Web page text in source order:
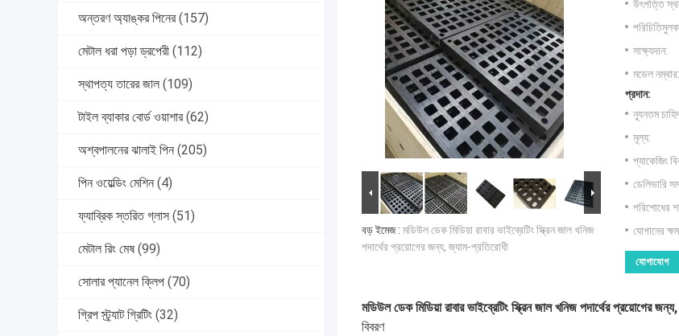
অন্তরণ অ্যাঙ্কর পিনের (157)
মেটাল ধরা পড়া ড্রপেরী (112)
স্থাপত্য তারের জাল (109)
টাইল ব্যাকার বোর্ড ওয়াশার (62)
অশ্বপালনের ঝালাই পিন (205)
পিন ওয়েল্ডিং মেশিন (4)
ফ্যাব্রিক স্তরিত গ্লাস (51)
মেটাল রিং মেষ (99)
সোলার প্যানেল ক্লিপ (70)
গ্রিপ স্ট্র্যাট গ্রিটিং (32)
বড় ইমেজ : মডিউল ডেক মিডিয়া রাবার ভাইব্রেটিং স্ক্রিন জাল খনিজ
পদার্থের প্রয়োগের জন্য, জ্যাম-প্রতিরোধী
উৎপত্তি
সাক্ষ্যদান:
মডেল নম্বার:
প্রদান:
ন্যূনতম
মূল্য:
প্যাকেজিং
ডেলিভারি
পরিশোধের
যোগানের
যোগাযোগ
মডিউল ডেক মিডিয়া রাবার ভাইব্রেটিং স্ক্রিন জাল খনিজ পদার্থের প্রয়োগের
বিবরণ